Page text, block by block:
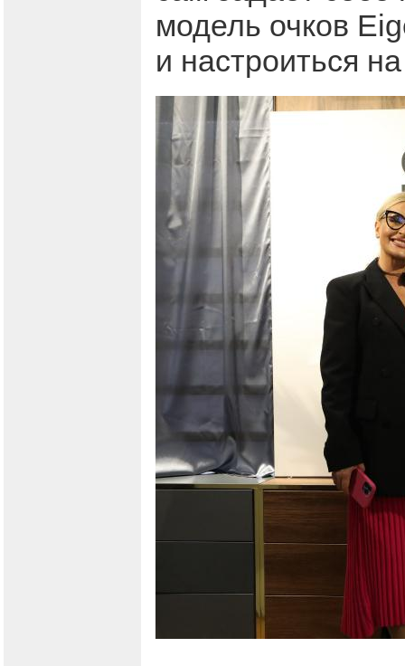
модель очков
и настроиться